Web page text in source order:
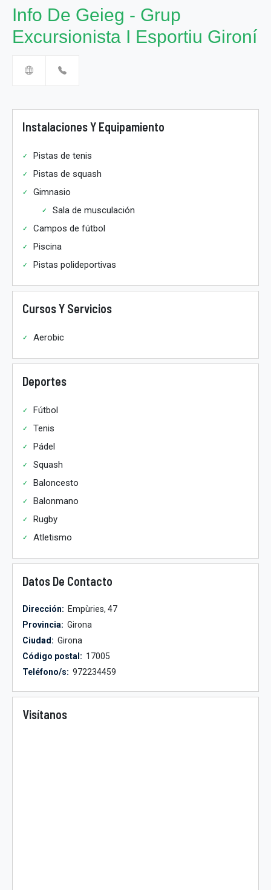
Info De Geieg - Grup
Excursionista I Esportiu Gironí
Instalaciones Y Equipamiento
Pistas de tenis
Pistas de squash
Gimnasio
Sala de musculación
Campos de fútbol
Piscina
Pistas polideportivas
Cursos Y Servicios
Aerobic
Deportes
Fútbol
Tenis
Pádel
Squash
Baloncesto
Balonmano
Rugby
Atletismo
Datos De Contacto
Dirección: Empùries, 47
Provincia: Girona
Ciudad: Girona
Código postal: 17005
Teléfono/s: 972234459
Visítanos